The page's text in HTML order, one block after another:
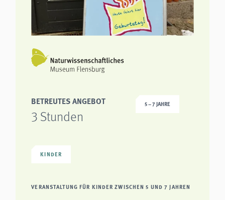
BETREUTES ANGEBOT
3 Stunden
5 – 7 JAHRE
KINDER
VERANSTALTUNG FÜR KINDER ZWISCHEN 5 UND 7 JAHREN